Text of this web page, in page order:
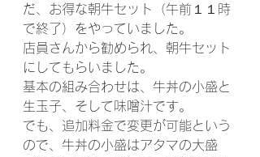
だ、お得な朝牛セット（午前１１時
で終了）をやっていました。
店員さんから勧められ、朝牛セット
にしてもらいました。
基本の組み合わせは、牛丼の小盛と
生玉子、そして味噌汁です。
でも、追加料金で変更が可能という
ので、牛丼の小盛はアタマの大盛